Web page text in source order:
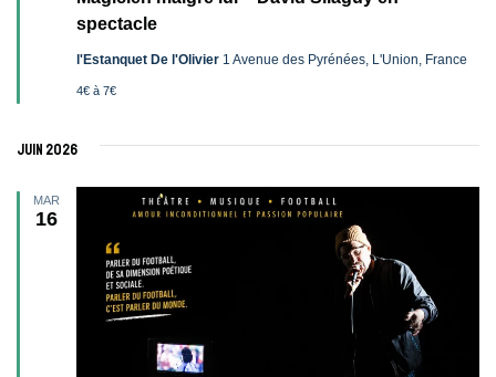
spectacle
l'Estanquet De l'Olivier 1 Avenue des Pyrénées, L'Union, France
4€ à 7€
juin 2026
MAR
16